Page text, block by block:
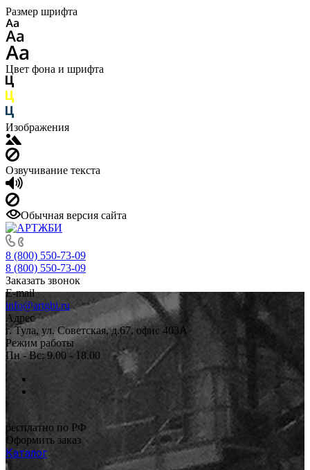
Размер шрифта
Цвет фона и шрифта
Изображения
Озвучивание текста
Обычная версия сайта
8 (800) 550-73-09
8 (800) 550-73-09
Заказать звонок
E-mail
info@artgbi.ru
Адрес
г. Тула, ул. Советская, д.67, офис 403А
Режим работы
Пн - Вс: 9.00 - 18.00
бесплатно по РФ
Оформить заказ
Каталог